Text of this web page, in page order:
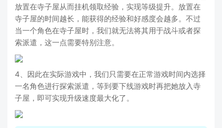
放置在寺子屋从而挂机领取经验，实现等级提升。放置在
寺子屋的时间越长，能获得的经验和好感度会越多。不过
当一个角色在寺子屋时，我们就无法将其用于战斗或者探
索派遣，这一点需要特别注意。
4、因此在实际游戏中，我们只需要在正常游戏时间内选择
一名角色进行探索派遣，等到要下线游戏时再把她放入寺
子屋，即可实现升级速度最大化了。